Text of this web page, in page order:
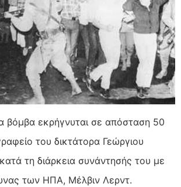
βόμβα εκρήγνυται σε απόσταση 50
του δικτάτορα Γεώργιου
τη διάρκεια συνάντησής του με
των ΗΠΑ, Μέλβιν Λερντ.